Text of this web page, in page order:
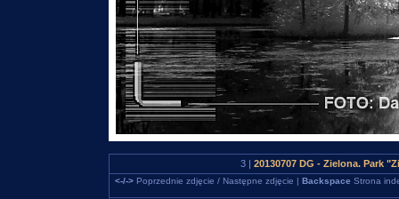
3 | 20130707 DG - Zielona. Park
<-/->Poprzednie zdjęcie / Następne zdjęcie | Backspace Strona